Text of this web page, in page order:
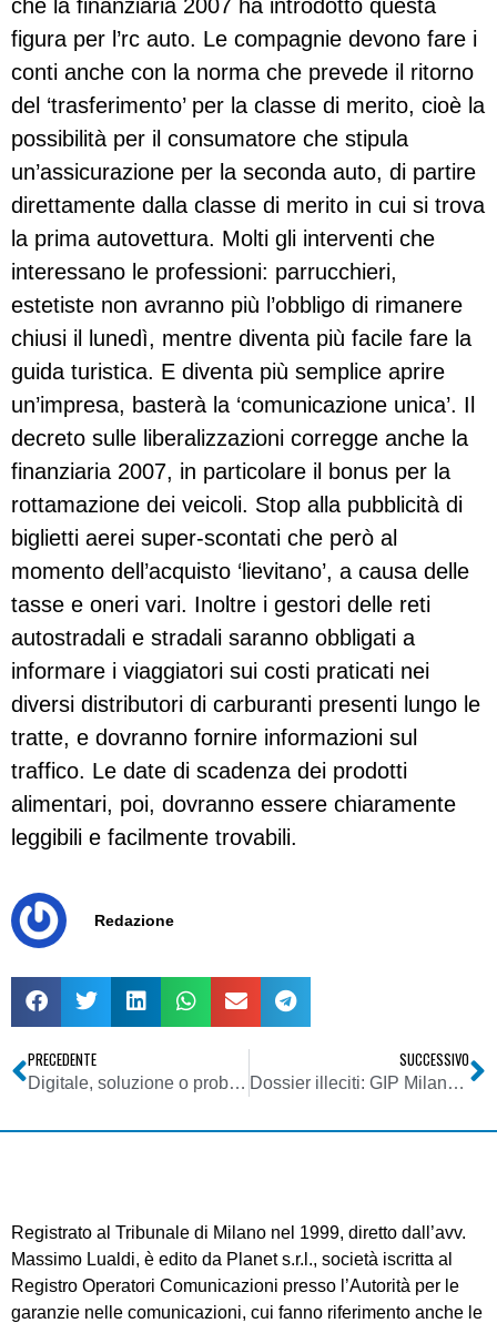
che la finanziaria 2007 ha introdotto questa
figura per l’rc auto. Le compagnie devono fare i
conti anche con la norma che prevede il ritorno
del ‘trasferimento’ per la classe di merito, cioè la
possibilità per il consumatore che stipula
un’assicurazione per la seconda auto, di partire
direttamente dalla classe di merito in cui si trova
la prima autovettura. Molti gli interventi che
interessano le professioni: parrucchieri,
estetiste non avranno più l’obbligo di rimanere
chiusi il lunedì, mentre diventa più facile fare la
guida turistica. E diventa più semplice aprire
un’impresa, basterà la ‘comunicazione unica’. Il
decreto sulle liberalizzazioni corregge anche la
finanziaria 2007, in particolare il bonus per la
rottamazione dei veicoli. Stop alla pubblicità di
biglietti aerei super-scontati che però al
momento dell’acquisto ‘lievitano’, a causa delle
tasse e oneri vari. Inoltre i gestori delle reti
autostradali e stradali saranno obbligati a
informare i viaggiatori sui costi praticati nei
diversi distributori di carburanti presenti lungo le
tratte, e dovranno fornire informazioni sul
traffico. Le date di scadenza dei prodotti
alimentari, poi, dovranno essere chiaramente
leggibili e facilmente trovabili.
Redazione
PRECEDENTE
Digitale, soluzione o problema dei broadcaster?
SUCCESSIVO
Dossier illeciti: GIP Milano rinvia a Consulta legge intercettazioni
Registrato al Tribunale di Milano nel 1999, diretto dall’avv.
Massimo Lualdi, è edito da Planet s.r.l., società iscritta al
Registro Operatori Comunicazioni presso l’Autorità per le
garanzie nelle comunicazioni, cui fanno riferimento anche le